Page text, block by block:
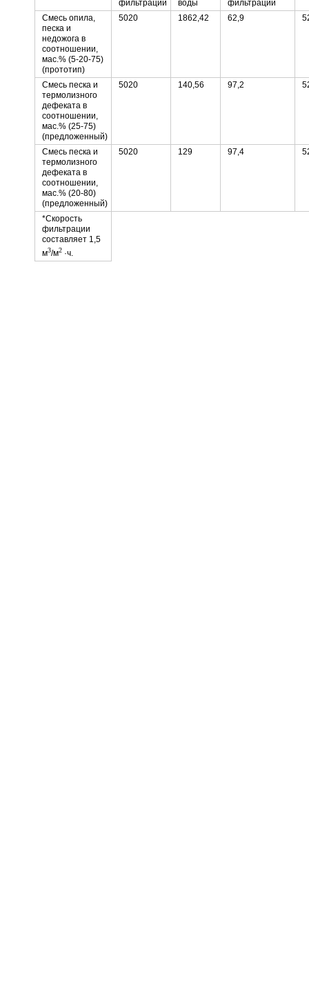
фильтрации воды
фильтрации
Смесь опила,
песка и
недожога в
соотношении,
мас.% (5-20-75)
(прототип)
5020 1862,42 62,9
Смесь песка и
термолизного
дефеката в
соотношении,
мас.% (25-75)
(предложенный)
5020 140,56 97,2
Смесь песка и
термолизного
дефеката в
соотношении,
мас.% (20-80)
(предложенный)
5020 129 97,4
*Скорость
фильтрации
составляет 1,5
м3/м2·ч.